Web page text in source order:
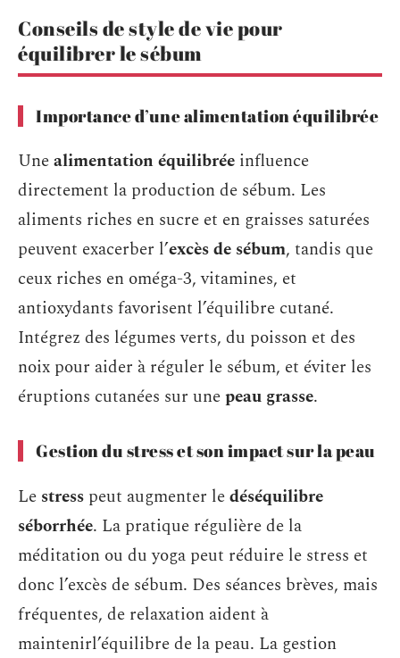
Conseils de style de vie pour
équilibrer le sébum
Importance d’une alimentation équilibrée
Unealimentation équilibrée influence
directement la production de sébum. Les
aliments riches en sucre et en graisses saturées
peuvent exacerber l’excès de sébum, tandis que
ceux riches en oméga-3, vitamines, et
antioxydants favorisent l’équilibre cutané.
Intégrez des légumes verts, du poisson et des
noix pour aider à réguler le sébum, et éviter les
éruptions cutanées sur unepeau grasse.
Gestion du stress et son impact sur la peau
Le stress peut augmenter ledéséquilibre
séborrhée. La pratique régulière de la
méditation ou du yoga peut réduire le stress et
donc l’excès de sébum. Des séances brèves, mais
fréquentes, de relaxation aident à
maintenirl’équilibre de la peau. La gestion